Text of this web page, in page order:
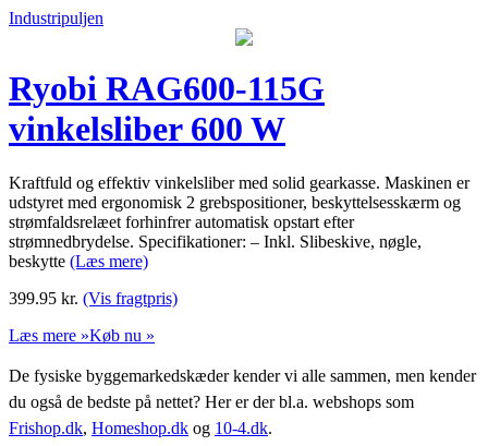
Industripuljen
Ryobi RAG600-115G
vinkelsliber 600 W
Kraftfuld og effektiv vinkelsliber med solid gearkasse. Maskinen er
udstyret med ergonomisk 2 grebspositioner, beskyttelsesskærm og
strømfaldsrelæet forhinfrer automatisk opstart efter
strømnedbrydelse. Specifikationer: – Inkl. Slibeskive, nøgle,
beskytte (Læs mere)
399.95 kr. (Vis fragtpris)
Læs mere »Køb nu »
De fysiske byggemarkedskæder kender vi alle sammen, men kender
du også de bedste på nettet? Her er der bl.a. webshops som
Frishop.dk, Homeshop.dk og 10-4.dk.